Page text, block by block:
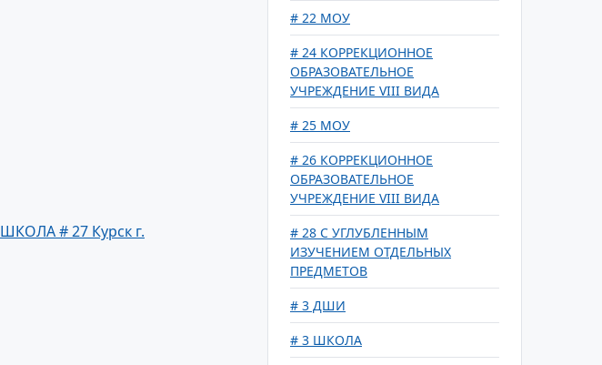
ШКОЛА # 27 Курск г.
# 22 МОУ
# 24 КОРРЕКЦИОННОЕ
ОБРАЗОВАТЕЛЬНОЕ
УЧРЕЖДЕНИЕ VIII ВИДА
# 25 МОУ
# 26 КОРРЕКЦИОННОЕ
ОБРАЗОВАТЕЛЬНОЕ
УЧРЕЖДЕНИЕ VIII ВИДА
# 28 С УГЛУБЛЕННЫМ
ИЗУЧЕНИЕМ ОТДЕЛЬНЫХ
ПРЕДМЕТОВ
# 3 ДШИ
# 3 ШКОЛА